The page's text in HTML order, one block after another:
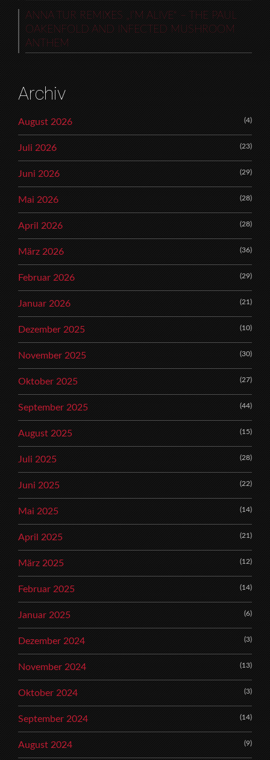
ANNA TUR REMIXES „I’M ALIVE“ – THE PAUL
OAKENFOLD AND INFECTED MUSHROOM
ANTHEM
Archiv
August 2026 (4)
Juli 2026 (23)
Juni 2026 (29)
Mai 2026 (28)
April 2026 (28)
März 2026 (36)
Februar 2026 (29)
Januar 2026 (21)
Dezember 2025 (10)
November 2025 (30)
Oktober 2025 (27)
September 2025 (44)
August 2025 (15)
Juli 2025 (28)
Juni 2025 (22)
Mai 2025 (14)
April 2025 (21)
März 2025 (12)
Februar 2025 (14)
Januar 2025 (6)
Dezember 2024 (3)
November 2024 (13)
Oktober 2024 (3)
September 2024 (14)
August 2024 (9)